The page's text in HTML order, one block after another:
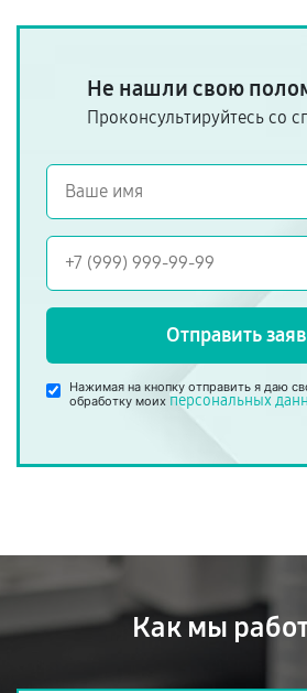
Не нашли свою
Проконсультируйтесь со
Отправить
Нажимая на кнопку отправить я даю
обработку моих персональных
Как мы